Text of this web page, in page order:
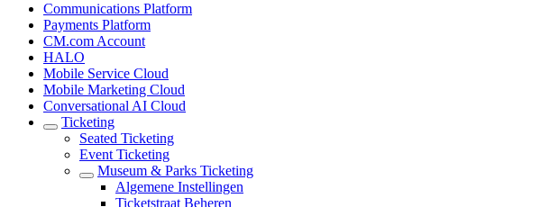
Communications Platform
Payments Platform
CM.com Account
HALO
Mobile Service Cloud
Mobile Marketing Cloud
Conversational AI Cloud
Ticketing
Seated Ticketing
Event Ticketing
Museum & Parks Ticketing
Algemene Instellingen
Ticketstraat Beheren